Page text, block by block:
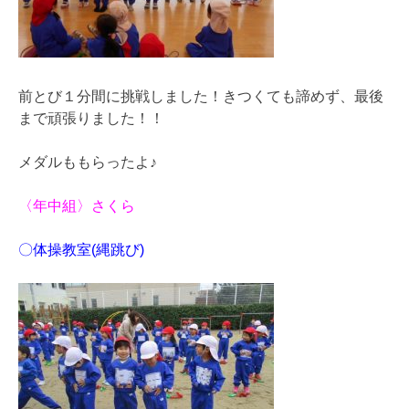
前とび１分間に挑戦しました！きつくても諦めず、最後
まで頑張りました！！
メダルももらったよ♪
〈年中組〉さくら
〇体操教室(縄跳び)